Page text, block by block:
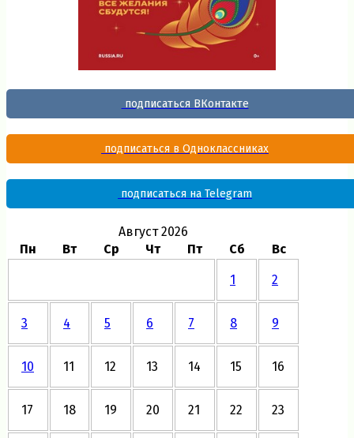
подписаться ВКонтакте
подписаться в Одноклассниках
подписаться на Telegram
Август 2026
Пн
Вт Ср Чт Пт Сб Вс
1 2
3 4 5 6 7 8 9
10 11 12 13 14 15 16
17 18 19 20 21 22 23